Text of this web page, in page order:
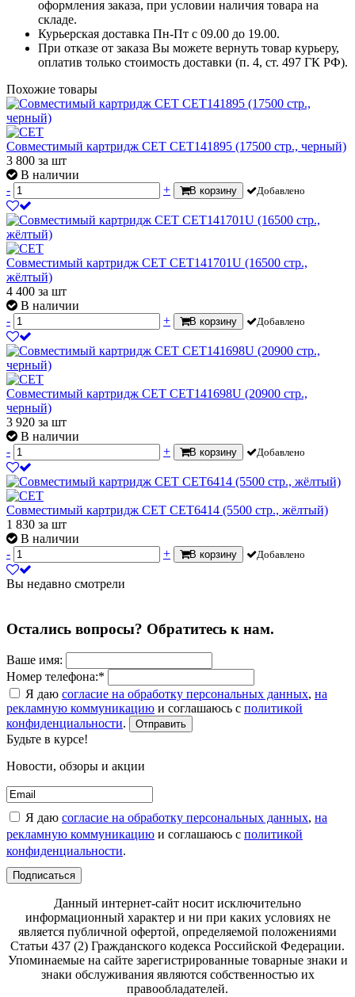
оформления заказа, при условии наличия товара на
складе.
Курьерская доставка Пн-Пт с 09.00 до 19.00.
При отказе от заказа Вы можете вернуть товар курьеру,
оплатив только стоимость доставки (п. 4, ст. 497 ГК РФ).
Похожие товары
Совместимый картридж CET CET141895 (17500 стр., черный)
3 800 за шт
В наличии
-
+ В корзину Добавлено
Совместимый картридж CET CET141701U (16500 стр.,
жёлтый)
4 400 за шт
В наличии
-
+ В корзину Добавлено
Совместимый картридж CET CET141698U (20900 стр.,
черный)
3 920 за шт
В наличии
-
+ В корзину Добавлено
Совместимый картридж CET CET6414 (5500 стр., жёлтый)
1 830 за шт
В наличии
-
+ В корзину Добавлено
Вы недавно смотрели
Остались вопросы? Обратитесь к нам.
Ваше имя:
Номер телефона:*
Я даю согласие на обработку персональных данных, на
рекламную коммуникацию и соглашаюсь с политикой
конфиденциальности. Отправить
Будьте в курсе!
Новости, обзоры и акции
Я даю согласие на обработку персональных данных, на
рекламную коммуникацию и соглашаюсь с политикой
конфиденциальности.
Подписаться
Данный интернет-сайт носит исключительно
информационный характер и ни при каких условиях не
является публичной офертой, определяемой положениями
Статьи 437 (2) Гражданского кодекса Российской Федерации.
Упоминаемые на сайте зарегистрированные товарные знаки и
знаки обслуживания являются собственностью их
правообладателей.